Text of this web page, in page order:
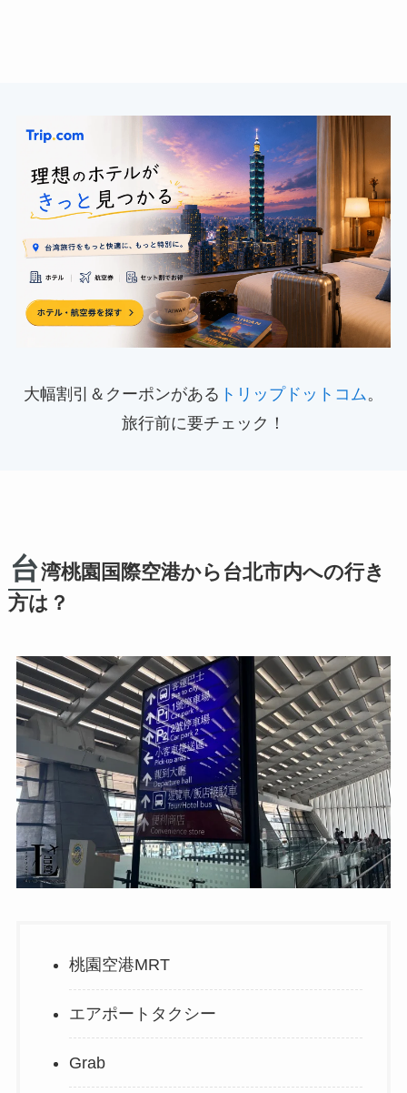
大幅割引＆クーポンがある トリップドットコム。
旅行前に要チェック！
台湾桃園国際空港から台北市内への行き
方は？
桃園空港MRT
エアポートタクシー
Grab